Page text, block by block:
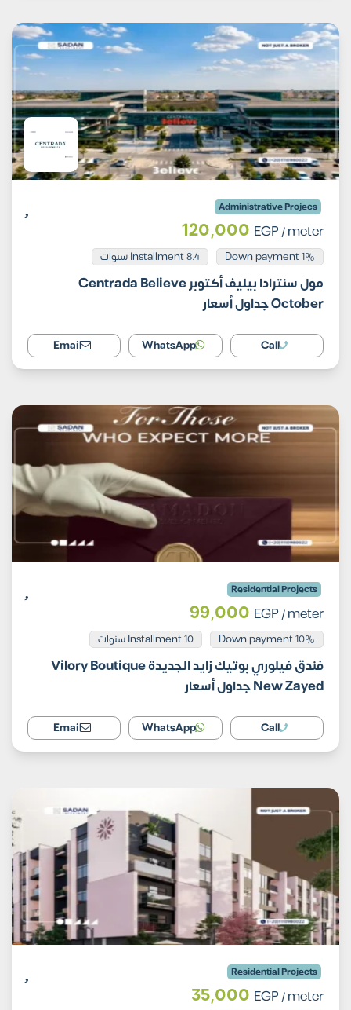
Administrative Projecs
120,000 EGP/ meter
1% Down payment Installment 8.4 سنوات
مول سنترادا بيليف أكتوبر Centrada Believe
October جداول أسعار
Call
WhatsApp
Email
Residential Projects
99,000 EGP/ meter
10% Down payment Installment 10 سنوات
فندق فيلوري بوتيك زايد الجديدة Vilory Boutique
New Zayed جداول أسعار
Call
WhatsApp
Email
Residential Projects
35,000 EGP/ meter